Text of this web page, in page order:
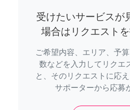
受けたいサービスが
場合はリクエスト
ご希望内容、エリア、予
数などを入力してリクエ
と、そのリクエストに応
サポーターから応募